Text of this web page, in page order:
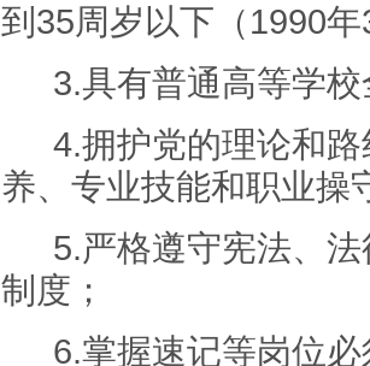
到 35周岁以下（1990年
3.具有普通高等学
4.拥护党的理论和
养、专业技能和职业操
5.严格遵守宪法、
制度；
6.掌握速记等岗位